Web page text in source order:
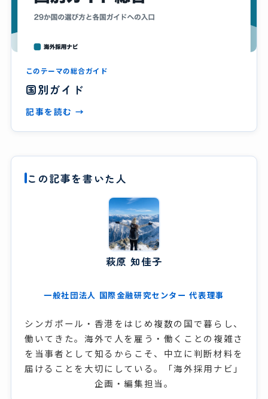
このテーマの総合ガイド
国別ガイド
記事を読む →
この記事を書いた人
萩原 知佳子
一般社団法人 国際金融研究センター 代表理事
シンガポール・香港をはじめ複数の国で暮らし、
働いてきた。海外で人を雇う・働くことの複雑さ
を当事者として知るからこそ、中立に判断材料を
届けることを大切にしている。「海外採用ナビ」
企画・編集担当。